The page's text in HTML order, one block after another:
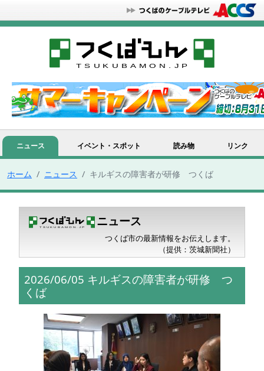
ニュース イベント・スポット 読み物 リンク
ホーム ニュース キルギスの障害者が研修 つくば
ニュース
つくば市の最新情報をお伝えします。
（提供：茨城新聞社）
2026/06/05 キルギスの障害者が研修 つ
くば